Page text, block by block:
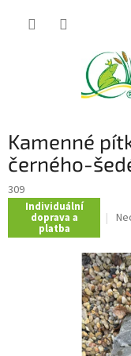
Kamenné
černého-
309
Individuální
doprava a
platba
je
0,0
z
5